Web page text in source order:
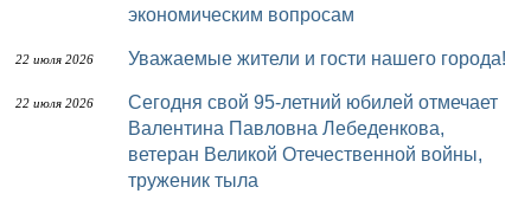
экономическим вопросам
22 июля 2026 Уважаемые жители и гости нашего города!
22 июля 2026
Сегодня свой 95-летний юбилей отмечает
Валентина Павловна Лебеденкова,
ветеран Великой Отечественной войны,
труженик тыла